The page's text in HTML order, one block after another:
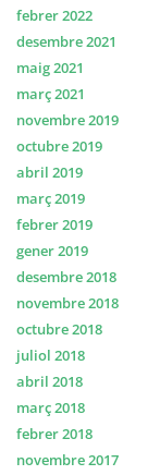
febrer 2022
desembre 2021
maig 2021
març 2021
novembre 2019
octubre 2019
abril 2019
març 2019
febrer 2019
gener 2019
desembre 2018
novembre 2018
octubre 2018
juliol 2018
abril 2018
març 2018
febrer 2018
novembre 2017